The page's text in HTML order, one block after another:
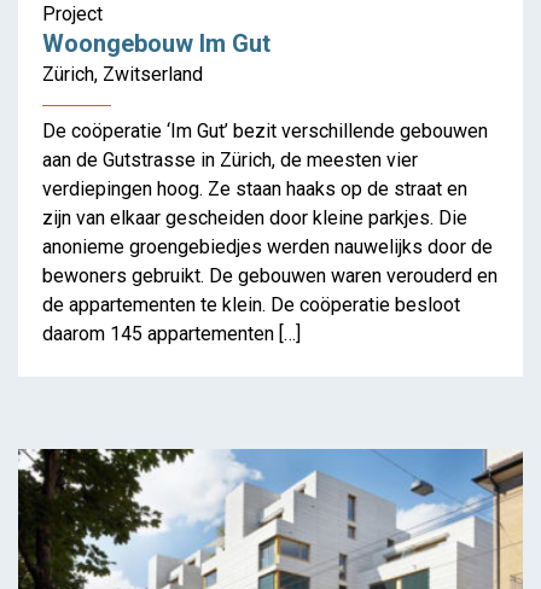
Een nieuwe toekomst
voor de Oude Dijk
Project
Woongebouw Im Gut
Zürich, Zwitserland
De coöperatie ‘Im Gut’ bezit verschillende gebouwen
aan de Gutstrasse in Zürich, de meesten vier
verdiepingen hoog. Ze staan haaks op de straat en
zijn van elkaar gescheiden door kleine parkjes. Die
anonieme groengebiedjes werden nauwelijks door de
bewoners gebruikt. De gebouwen waren verouderd en
de appartementen te klein. De coöperatie besloot
daarom 145 appartementen […]